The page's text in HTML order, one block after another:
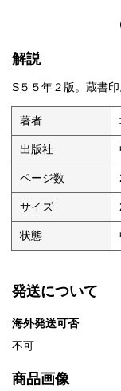
解説
S５５年２版。蔵書印
著者
出版社
ページ数
サイズ
状態
発送について
海外発送可否
不可
商品画像